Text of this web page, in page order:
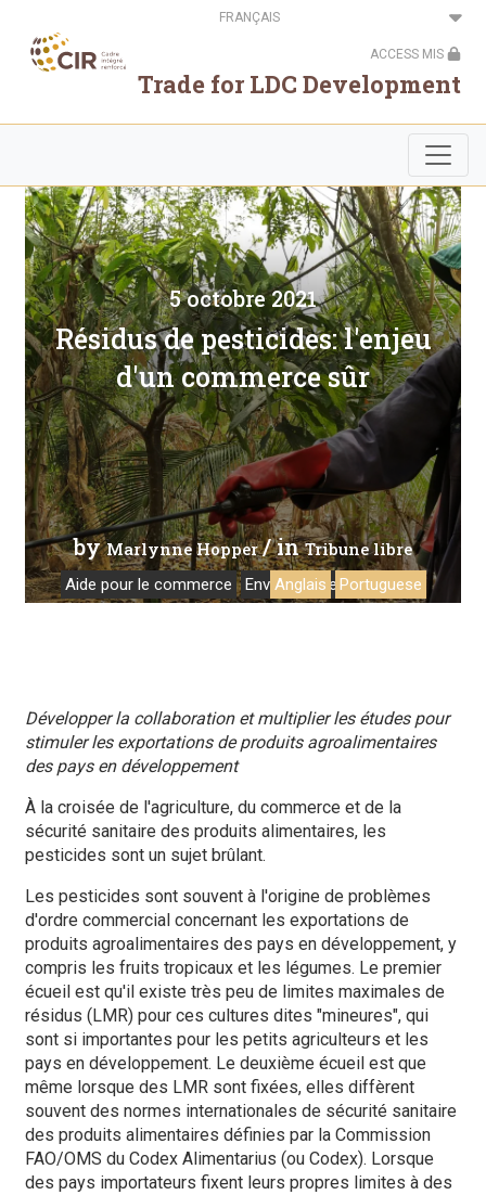
contenu
principal
Select
your
ACCESS MIS
Trade for LDC Development
5 octobre 2021
Résidus de pesticides: l'enjeu
d'un commerce sûr
byMarlynne Hopper / inTribune libre
Aide pour le commerce Environnement
Anglais Portuguese
Développer la collaboration et multiplier les études pour
stimuler les exportations de produits agroalimentaires
des pays en développement
À la croisée de l'agriculture, du commerce et de la
sécurité sanitaire des produits alimentaires, les
pesticides sont un sujet brûlant.
Les pesticides sont souvent à l'origine de problèmes
d'ordre commercial concernant les exportations de
produits agroalimentaires des pays en développement, y
compris les fruits tropicaux et les légumes. Le premier
écueil est qu'il existe très peu de limites maximales de
résidus (LMR) pour ces cultures dites "mineures", qui
sont si importantes pour les petits agriculteurs et les
pays en développement. Le deuxième écueil est que
même lorsque des LMR sont fixées, elles diffèrent
souvent des normes internationales de sécurité sanitaire
des produits alimentaires définies par la Commission
FAO/OMS du Codex Alimentarius (ou Codex). Lorsque
des pays importateurs fixent leurs propres limites à des